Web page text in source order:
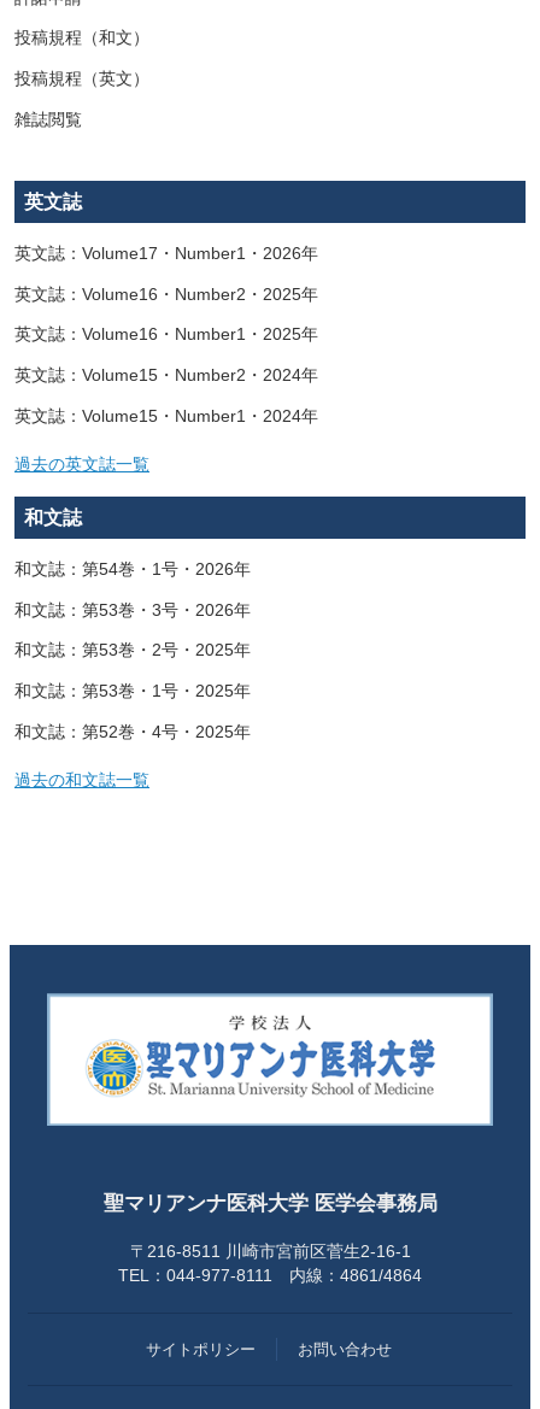
投稿規程（和文）
投稿規程（英文）
雑誌閲覧
英文誌
英文誌：Volume17・Number1・2026年
英文誌：Volume16・Number2・2025年
英文誌：Volume16・Number1・2025年
英文誌：Volume15・Number2・2024年
英文誌：Volume15・Number1・2024年
過去の英文誌一覧
和文誌
和文誌：第54巻・1号・2026年
和文誌：第53巻・3号・2026年
和文誌：第53巻・2号・2025年
和文誌：第53巻・1号・2025年
和文誌：第52巻・4号・2025年
過去の和文誌一覧
聖マリアンナ医科大学 医学会事務局
〒216-8511 川崎市宮前区菅生2-16-1
TEL：044-977-8111 内線：4861/4864
サイトポリシー お問い合わせ